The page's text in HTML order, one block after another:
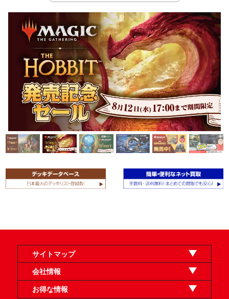
サイトマップ
オンラインショップ
買取
記事
選手一覧
デッキ検索
デッキ構築
イベント・大会
店舗のご案内
お問い合わせ
ヘルプ
FAQ
会社情報
利用規約
スタッフ募集
特定商取引法表示
個人情報保護方針
企業情報
お得な情報